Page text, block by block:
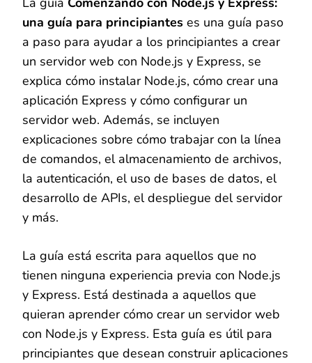
una guía para principiantes es una guía paso
a paso para ayudar a los principiantes a crear
un servidor web con Node.js y Express, se
explica cómo instalar Node.js, cómo crear una
aplicación Express y cómo configurar un
servidor web. Además, se incluyen
explicaciones sobre cómo trabajar con la línea
de comandos, el almacenamiento de archivos,
la autenticación, el uso de bases de datos, el
desarrollo de APIs, el despliegue del servidor
y más.
La guía está escrita para aquellos que no
tienen ninguna experiencia previa con Node.js
y Express. Está destinada a aquellos que
quieran aprender cómo crear un servidor web
con Node.js y Express. Esta guía es útil para
principiantes que desean construir aplicaciones